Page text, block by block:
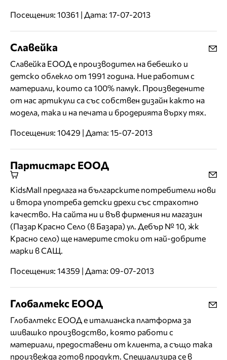
Посещения: 10361 | Дата: 17-07-2013
Славейка
Славейка ЕООД е производител на бебешко и
детско облекло от 1991 година. Ние работим с
материали, които са 100% памук. Произведените
от нас артикули са със собствен дизайн както на
модела, така и на печата и бродерията върху тях.
Посещения: 10429 | Дата: 15-07-2013
Партистарс ЕООД
KidsMall предлага на българските потребители нови
и втора употреба детски дрехи със страхотно
качество. На сайта ни и във фирмения ни магазин
(Пазар Красно Село (в Базара) ул. Дебър № 10, жк
Красно село) ще намерите стоки от най-добрите
марки в САЩ.
Посещения: 14359 | Дата: 09-07-2013
Глобалтекс ЕООД
Глобалтекс ЕООД е италианска платформа за
шивашко производство, която работи с
материали, предоставени от клиента, а също така
произвежда готов продукт. Специализира се в